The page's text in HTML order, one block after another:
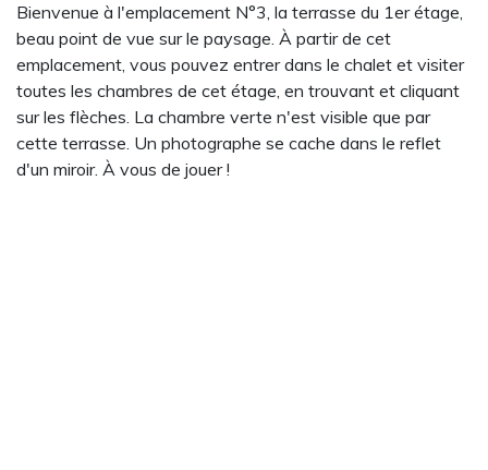
Bienvenue à l'emplacement N°3, la terrasse du 1er étage,
beau point de vue sur le paysage. À partir de cet
emplacement, vous pouvez entrer dans le chalet et visiter
toutes les chambres de cet étage, en trouvant et cliquant
sur les flèches. La chambre verte n'est visible que par
cette terrasse. Un photographe se cache dans le reflet
d'un miroir. À vous de jouer !